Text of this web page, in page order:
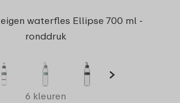
waterfles Ellipse 700 ml -
ronddruk
6 kleuren